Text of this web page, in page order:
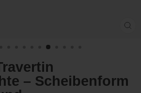
– Scheibenform